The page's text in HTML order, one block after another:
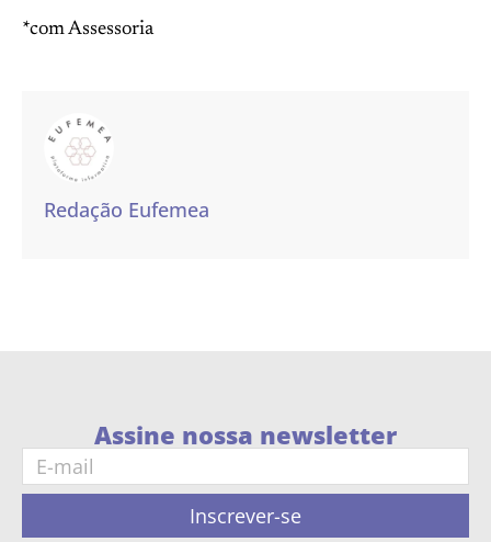
*com Assessoria
Redação Eufemea
Assine nossa newsletter
Inscrever-se